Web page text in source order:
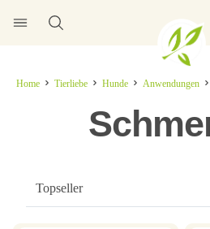
Home Tierliebe Hunde Anwendungen